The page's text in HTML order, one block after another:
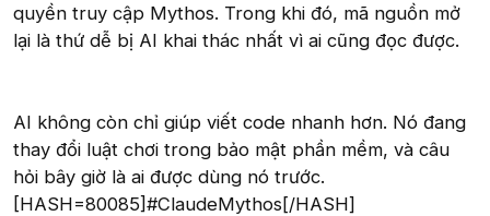
quyền truy cập Mythos. Trong khi đó, mã nguồn mở
lại là thứ dễ bị AI khai thác nhất vì ai cũng đọc được.
AI không còn chỉ giúp viết code nhanh hơn. Nó đang
thay đổi luật chơi trong bảo mật phần mềm, và câu
hỏi bây giờ là ai được dùng nó trước.
[HASH=80085]#ClaudeMythos[/HASH]